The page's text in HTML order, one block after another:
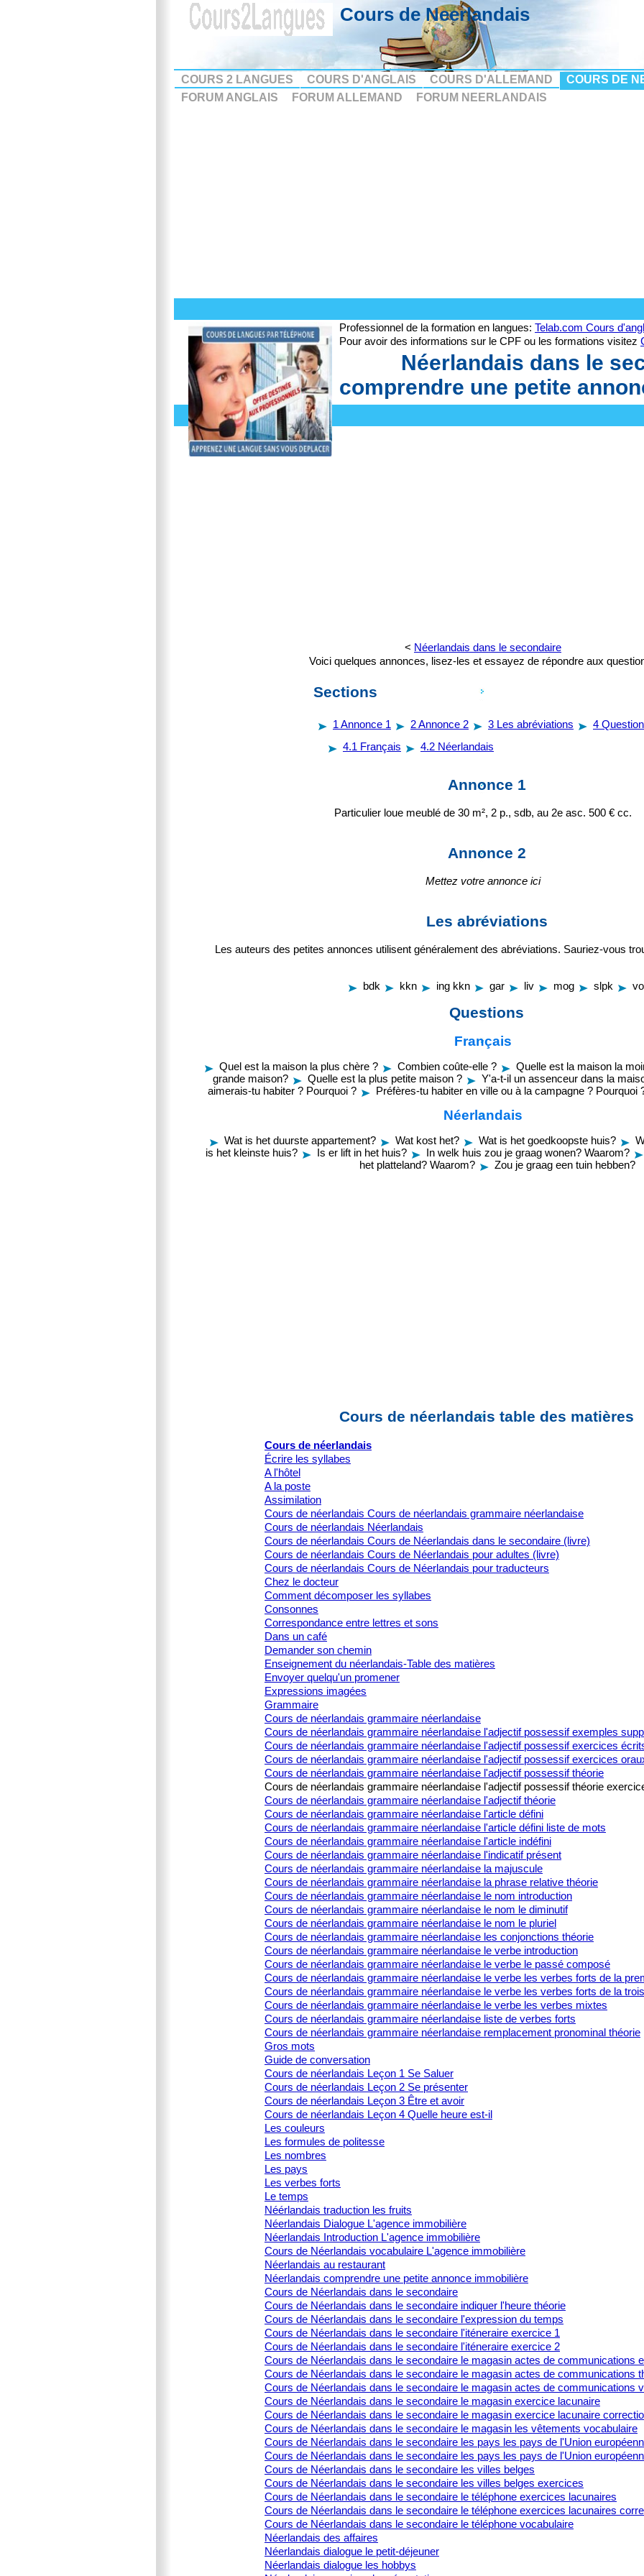
Cours de Neerlandais
COURS 2 LANGUES COURS D'ANGLAIS COURS D'ALLEMAND
COURS DE
FORUM ANGLAIS
FORUM ALLEMAND FORUM NEERLANDAIS
Professionnel de la formation en langues: Telab.com Cours
Pour avoir des informations sur le CPF ou les formations visitez
Néerlandais dans le
comprendre une petite
< Néerlandais dans le secondaire
Voici quelques annonces, lisez-les et essayez de répondre aux
Sections
1Annonce 1 2Annonce 2 3 Les abréviations 4
4.1 Français 4.2 Néerlandais
Annonce 1
Particulier loue meublé de 30 m², 2 p., sdb, au 2e asc. 500 € cc.
Annonce 2
Mettez votre annonce ici
Les abréviations
Les auteurs des petites annonces utilisent généralement des abréviations. Sauriez-vous
bdk kkn ing kkn gar liv mog slpk
Questions
Français
Quel est la maison la plus chère ? Combien coûte-elle ? Quelle est la maison la
grande maison?
Quelle est la plus petite maison ? Y'a-t-il un assenceur dans la
aimerais-tu habiter ? Pourquoi ?
Préfères-tu habiter en ville ou à la campagne ? Pourquoi
Néerlandais
Wat is het duurste appartement? Wat kost het? Wat is het goedkoopste huis?
is het kleinste huis?
Is er lift in het huis? In welk huis zou je graag wonen? Waarom?
het platteland? Waarom?
Zou je graag een tuin hebben?
Cours de néerlandais table des matières
Cours de néerlandais
Écrire les syllabes
A l'hôtel
A la poste
Assimilation
Cours de néerlandais Cours de néerlandais grammaire néerlandaise
Cours de néerlandais Néerlandais
Cours de néerlandais Cours de Néerlandais dans le secondaire (livre)
Cours de néerlandais Cours de Néerlandais pour adultes (livre)
Cours de néerlandais Cours de Néerlandais pour traducteurs
Chez le docteur
Comment décomposer les syllabes
Consonnes
Correspondance entre lettres et sons
Dans un café
Demander son chemin
Enseignement du néerlandais-Table des matières
Envoyer quelqu'un promener
Expressions imagées
Grammaire
Cours de néerlandais grammaire néerlandaise
Cours de néerlandais grammaire néerlandaise l'adjectif possessif exemples
Cours de néerlandais grammaire néerlandaise l'adjectif possessif exercices
Cours de néerlandais grammaire néerlandaise l'adjectif possessif exercices
Cours de néerlandais grammaire néerlandaise l'adjectif possessif théorie
Cours de néerlandais grammaire néerlandaise l'adjectif possessif théorie
Cours de néerlandais grammaire néerlandaise l'adjectif théorie
Cours de néerlandais grammaire néerlandaise l'article défini
Cours de néerlandais grammaire néerlandaise l'article défini liste de mots
Cours de néerlandais grammaire néerlandaise l'article indéfini
Cours de néerlandais grammaire néerlandaise l'indicatif présent
Cours de néerlandais grammaire néerlandaise la majuscule
Cours de néerlandais grammaire néerlandaise la phrase relative théorie
Cours de néerlandais grammaire néerlandaise le nom introduction
Cours de néerlandais grammaire néerlandaise le nom le diminutif
Cours de néerlandais grammaire néerlandaise le nom le pluriel
Cours de néerlandais grammaire néerlandaise les conjonctions théorie
Cours de néerlandais grammaire néerlandaise le verbe introduction
Cours de néerlandais grammaire néerlandaise le verbe le passé composé
Cours de néerlandais grammaire néerlandaise le verbe les verbes forts de la
Cours de néerlandais grammaire néerlandaise le verbe les verbes forts de la
Cours de néerlandais grammaire néerlandaise le verbe les verbes mixtes
Cours de néerlandais grammaire néerlandaise liste de verbes forts
Cours de néerlandais grammaire néerlandaise remplacement pronominal théorie
Gros mots
Guide de conversation
Cours de néerlandais Leçon 1 Se Saluer
Cours de néerlandais Leçon 2 Se présenter
Cours de néerlandais Leçon 3 Être et avoir
Cours de néerlandais Leçon 4 Quelle heure est-il
Les couleurs
Les formules de politesse
Les nombres
Les pays
Les verbes forts
Le temps
Néérlandais traduction les fruits
Néerlandais Dialogue L'agence immobilière
Néerlandais Introduction L'agence immobilière
Cours de Néerlandais vocabulaire L'agence immobilière
Néerlandais au restaurant
Néerlandais comprendre une petite annonce immobilière
Cours de Néerlandais dans le secondaire
Cours de Néerlandais dans le secondaire indiquer l'heure théorie
Cours de Néerlandais dans le secondaire l'expression du temps
Cours de Néerlandais dans le secondaire l'iténeraire exercice 1
Cours de Néerlandais dans le secondaire l'iténeraire exercice 2
Cours de Néerlandais dans le secondaire le magasin actes de communications
Cours de Néerlandais dans le secondaire le magasin actes de communications
Cours de Néerlandais dans le secondaire le magasin actes de communications
Cours de Néerlandais dans le secondaire le magasin exercice lacunaire
Cours de Néerlandais dans le secondaire le magasin exercice lacunaire
Cours de Néerlandais dans le secondaire le magasin les vêtements vocabulaire
Cours de Néerlandais dans le secondaire les pays les pays de l'Union
Cours de Néerlandais dans le secondaire les pays les pays de l'Union
Cours de Néerlandais dans le secondaire les villes belges
Cours de Néerlandais dans le secondaire les villes belges exercices
Cours de Néerlandais dans le secondaire le téléphone exercices lacunaires
Cours de Néerlandais dans le secondaire le téléphone exercices lacunaires
Cours de Néerlandais dans le secondaire le téléphone vocabulaire
Néerlandais des affaires
Néerlandais dialogue le petit-déjeuner
Néerlandais dialogue les hobbys